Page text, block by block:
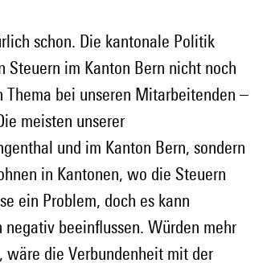
schon. Die kantonale Politik
Steuern im Kanton Bern nicht noch
bei unseren Mitarbeitenden –
meisten unserer
und im Kanton Bern, sondern
in Kantonen, wo die Steuern
ein Problem, doch es kann
beeinflussen. Würden mehr
die Verbundenheit mit der